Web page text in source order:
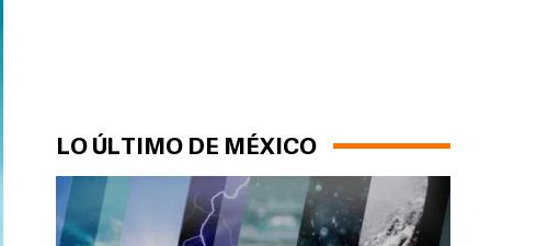
LO ÚLTIMO DE MÉXICO